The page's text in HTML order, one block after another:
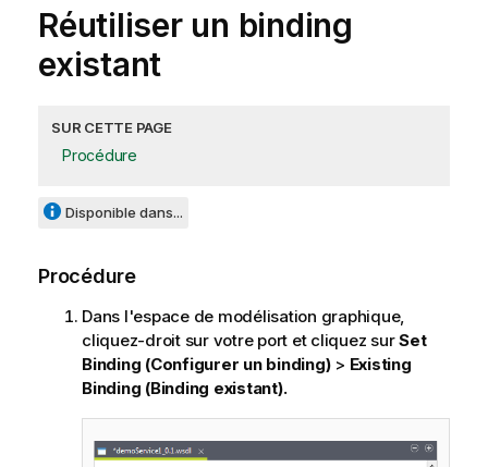
Réutiliser un binding
existant
SUR CETTE PAGE
Procédure
Disponible dans...
Procédure
Dans l'espace de modélisation graphique,
cliquez-droit sur votre port et cliquez surSet
Binding (Configurer un binding)> Existing
Binding (Binding existant).